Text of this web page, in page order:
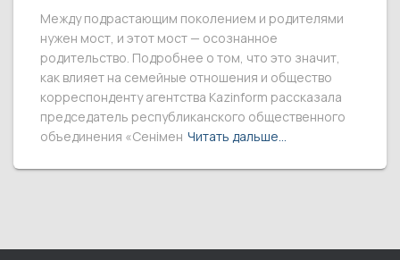
Между подрастающим поколением и родителями
нужен мост, и этот мост — осознанное
родительство. Подробнее о том, что это значит,
как влияет на семейные отношения и общество
корреспонденту агентства Kazinform рассказала
председатель республиканского общественного
объединения «Сенімен Читать дальше…